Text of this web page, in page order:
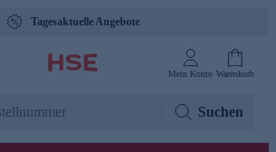
Tagesaktuelle Angebote
Mein Konto Warenkorb
Suchen